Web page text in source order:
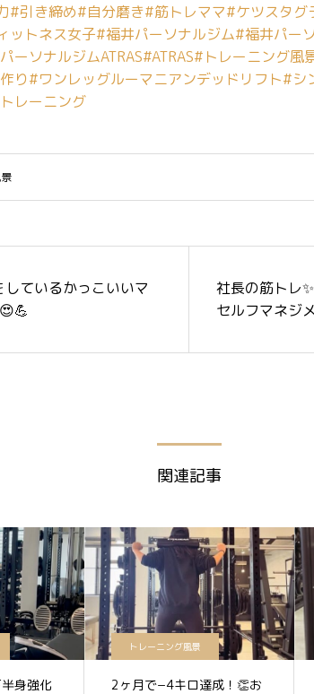
#引き締め#自分磨き#筋トレママ#ケツスタグ
ットネス女子#福井パーソナルジム#福井パー
ーソナルジムATRAS#ATRAS#トレーニング風
り#ワンレッグルーマニアンデッドリフト#シ
レーニング
しているかっこいいマ
社長の筋トレ
セルフマネジ
関連記事
身強化
トレーニング風景
2ヶ月で−4キロ達成！👏お